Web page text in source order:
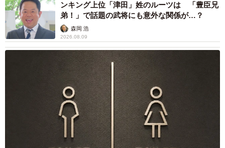
ンキング上位「津田」姓のルーツは 「豊臣兄
弟！」で話題の武将にも意外な関係が…？
森岡 浩
2026.08.09